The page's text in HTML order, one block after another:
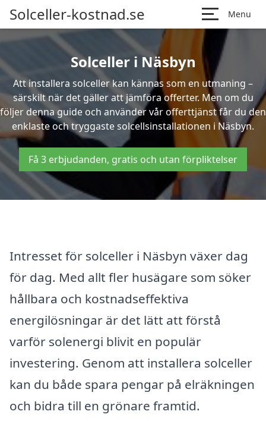
Solceller-kostnad.se Menu
Solceller i Näsbyn
Att installera solceller kan kännas som en utmaning –
särskilt när det gäller att jämföra offerter. Men om du
följer denna guide och använder vår offerttjänst får du den
enklaste och tryggaste solcellsinstallationen i Näsbyn.
Få 3 erbjudanden, gratis och utan förpliktelser
Intresset för solceller i Näsbyn växer dag
för dag. Med allt fler husägare som söker
hållbara och kostnadseffektiva
energilösningar är det lätt att förstå
varför solenergi blivit en populär
investering. Genom att installera solceller
kan du både spara pengar på elräkningen
och bidra till en grönare framtid.